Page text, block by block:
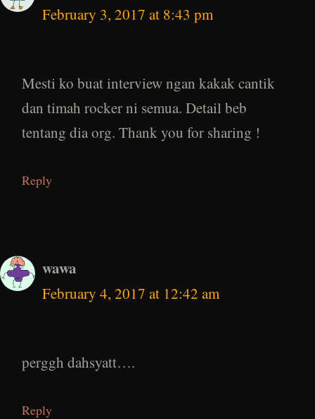
February 3, 2017 at 8:43 pm
Mesti ko buat interview ngan kakak cantik
dan timah rocker ni semua. Detail beb
tentang dia org. Thank you for sharing !
Reply
wawa
February 4, 2017 at 12:42 am
perggh dahsyatt….
Reply